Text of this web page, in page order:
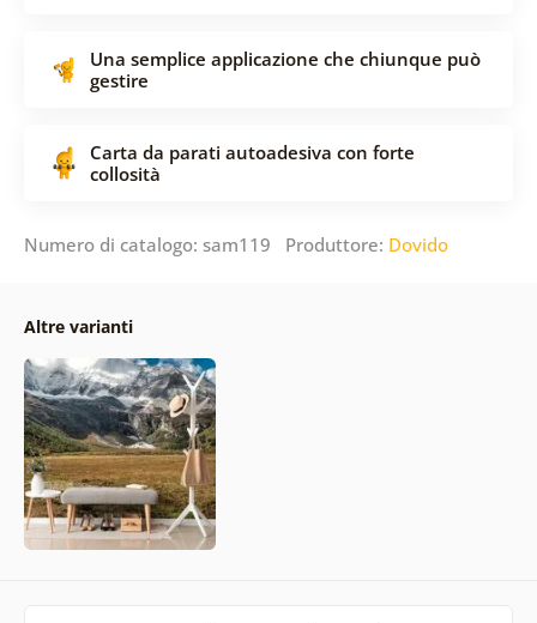
Una semplice applicazione che chiunque può
gestire
Carta da parati autoadesiva con forte
collosità
Numero di catalogo: sam119 Produttore: Dovido
Altre varianti